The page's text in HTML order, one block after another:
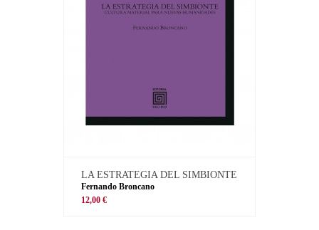
LA ESTRATEGIA DEL SIMBIONTE
Fernando Broncano
12,00 €